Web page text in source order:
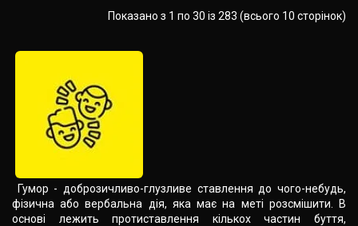
Показано з 1 по 30 із 283 (всього 10 сторінок)
Гумор - доброзичливо-глузливе ставлення до чого-небудь,
фізична або вербальна дія, яка має на меті розсмішити. В
основі лежить протиставлення кількох частин буття,